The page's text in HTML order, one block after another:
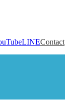
LINEContact